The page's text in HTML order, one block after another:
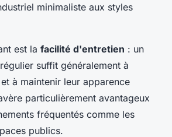
minimaliste aux styles
est la facilité d'entretien : un
suffit généralement à
à maintenir leur apparence
particulièrement avantageux
fréquentés comme les
publics.